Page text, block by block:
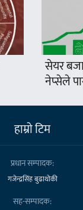
सेयर
नेप्सेले
हाम्राे टिम
प्रधान सम्पादक:
गजेन्द्रसिंह बुढाथोकी
सह-सम्पादक: